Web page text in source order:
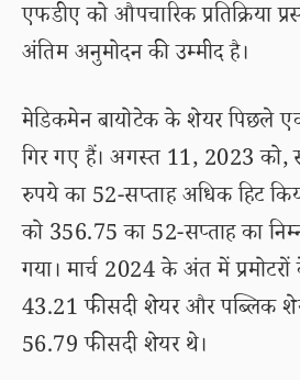
एफडीए को औपचारिक प्रतिक्रिया
अंतिम अनुमोदन की उम्मीद है।
मेडिकमेन बायोटेक के शेयर पिछले
गिर गए हैं। अगस्त 11, 2023 को,
रुपये का 52-सप्ताह अधिक हिट
को 356.75 का 52-सप्ताह का
गया। मार्च 2024 के अंत में
43.21 फीसदी शेयर और पब्लिक
56.79 फीसदी शेयर थे।